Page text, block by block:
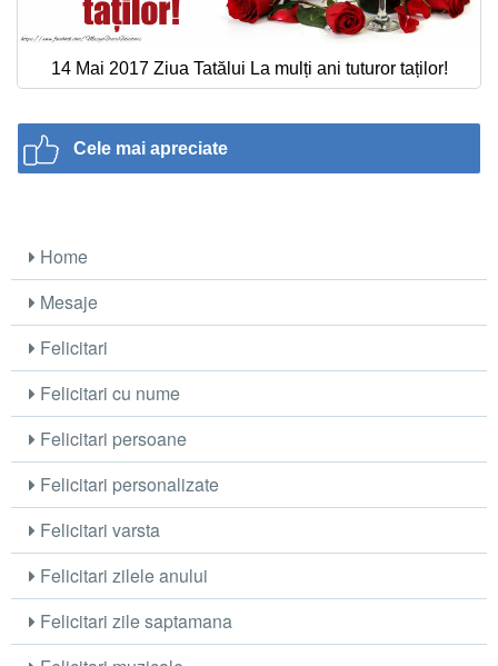
14 Mai 2017 Ziua Tatălui La mulți ani tuturor taților!
Cele mai apreciate
Home
Mesaje
Felicitari
Felicitari cu nume
Felicitari persoane
Felicitari personalizate
Felicitari varsta
Felicitari zilele anului
Felicitari zile saptamana